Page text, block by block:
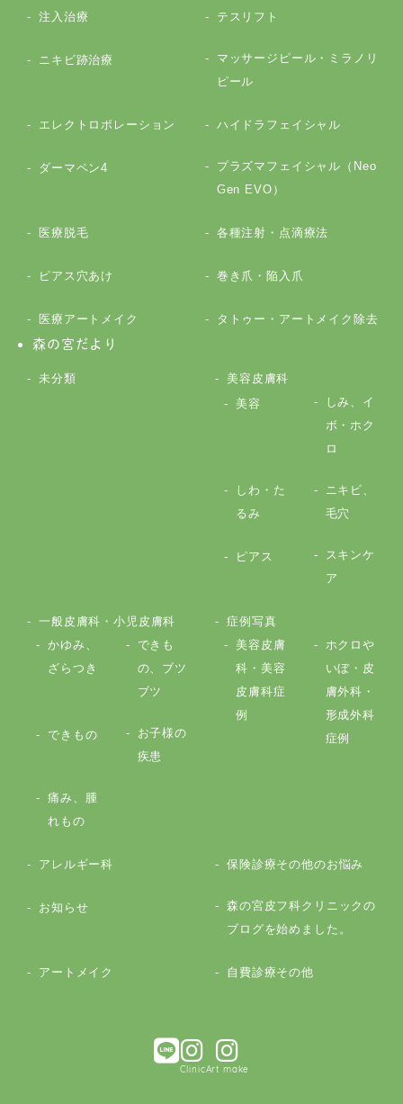
注入治療 テスリフト
ニキビ跡治療
マッサージピール・ミラノリ
ピール
エレクトロポレーション ハイドラフェイシャル
ダーマペン4
プラズマフェイシャル（Neo
Gen EVO）
医療脱毛 各種注射・点滴療法
ピアス穴あけ 巻き爪・陥入爪
医療アートメイク
タトゥー・アートメイク除去
森の宮だより
未分類
美容皮膚科
美容
しみ、イ
ボ・ホク
ロ
しわ・た
るみ
ニキビ、
毛穴
ピアス
スキンケ
ア
一般皮膚科・小児皮膚科
かゆみ、
ざらつき
できも
の、ブツ
ブツ
できもの
お子様の
疾患
痛み、腫
れもの
症例写真
美容皮膚
科・美容
皮膚科症
例
ホクロや
いぼ・皮
膚外科・
形成外科
症例
アレルギー科 保険診療その他のお悩み
お知らせ
森の宮皮フ科クリニックの
ブログを始めました。
アートメイク 自費診療その他
ClinicArt make